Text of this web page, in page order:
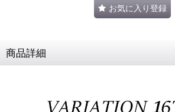
お気に入り登録
商品詳細